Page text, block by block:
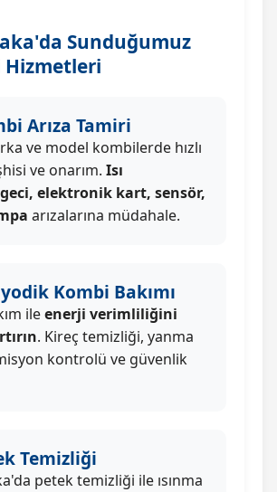
Sunduğumuz
Hizmetleri
Arıza Tamiri
ve model kombilerde hızlı
ve onarım. Isı
elektronik kart, sensör,
arızalarına müdahale.
Kombi Bakımı
ileenerji verimliliğini
. Kireç temizliği, yanma
kontrolü ve güvenlik
Temizliği
petek temizliği ile ısınma